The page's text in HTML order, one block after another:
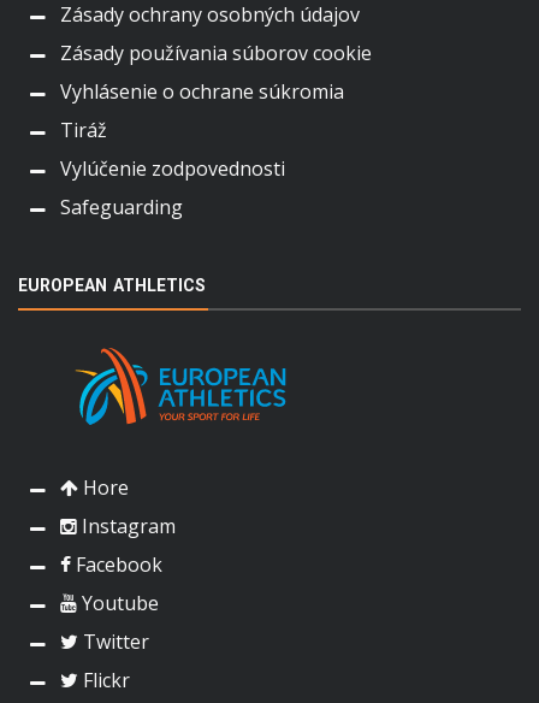
Zásady ochrany osobných údajov
Zásady používania súborov cookie
Vyhlásenie o ochrane súkromia
Tiráž
Vylúčenie zodpovednosti
Safeguarding
EUROPEAN ATHLETICS
Hore
Instagram
Facebook
Youtube
Twitter
Flickr